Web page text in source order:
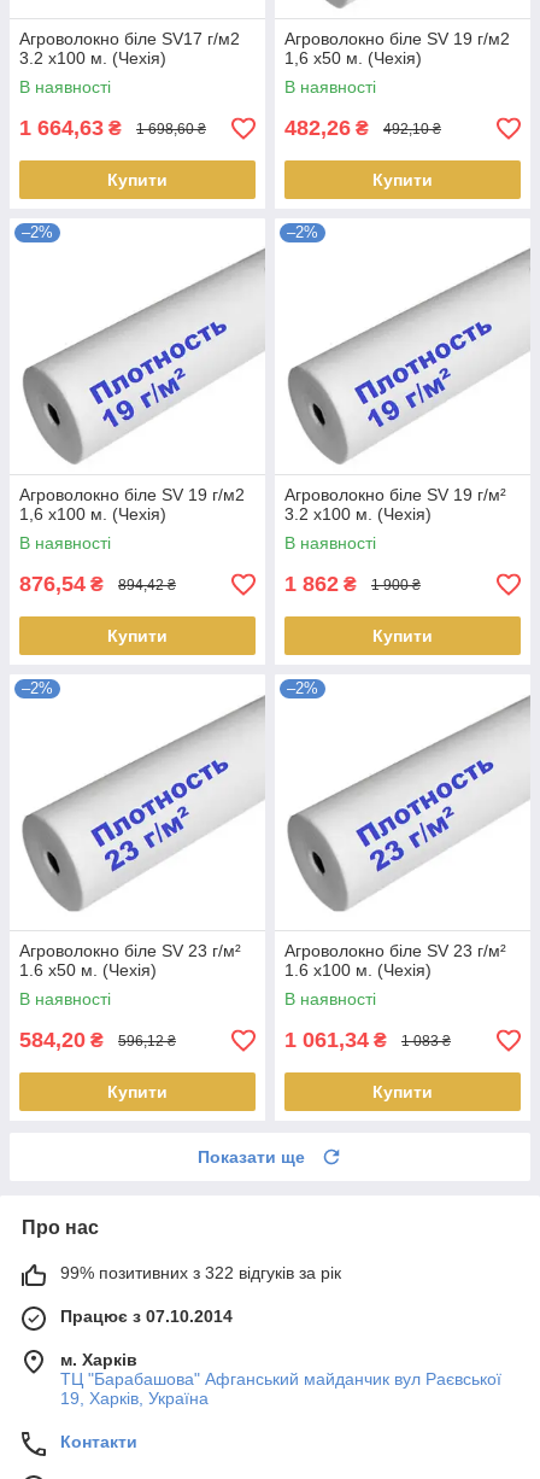
Агроволокно біле SV17 г/м2
3.2 х100 м. (Чехія)
В наявності
1 664,63 ₴ 1 698,60 ₴
Купити
Агроволокно біле SV 19 г/м2
1,6 х50 м. (Чехія)
В наявності
482,26 ₴ 492,10 ₴
Купити
–2%
Агроволокно біле SV 19 г/м2
1,6 х100 м. (Чехія)
В наявності
876,54 ₴ 894,42 ₴
Купити
–2%
Агроволокно біле SV 19 г/м²
3.2 х100 м. (Чехія)
В наявності
1 862 ₴ 1 900 ₴
Купити
–2%
Агроволокно біле SV 23 г/м²
1.6 х50 м. (Чехія)
В наявності
584,20 ₴ 596,12 ₴
Купити
–2%
Агроволокно біле SV 23 г/м²
1.6 х100 м. (Чехія)
В наявності
1 061,34 ₴ 1 083 ₴
Купити
Показати ще
Про нас
99% позитивних з 322 відгуків за рік
Працює з 07.10.2014
м. Харків
ТЦ "Барабашова" Афганський майданчик вул Раєвської
19, Харків, Україна
Контакти